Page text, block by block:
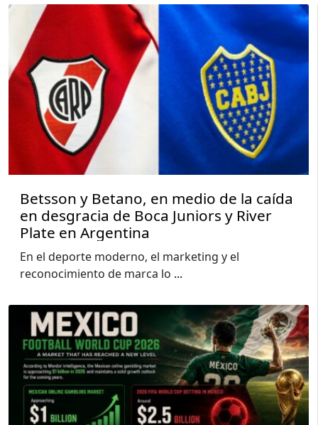
Betsson y Betano, en medio de la caída
en desgracia de Boca Juniors y River
Plate en Argentina
En el deporte moderno, el marketing y el
reconocimiento de marca lo ...